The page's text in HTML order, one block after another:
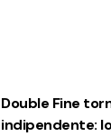
Double Fine
indipendente: